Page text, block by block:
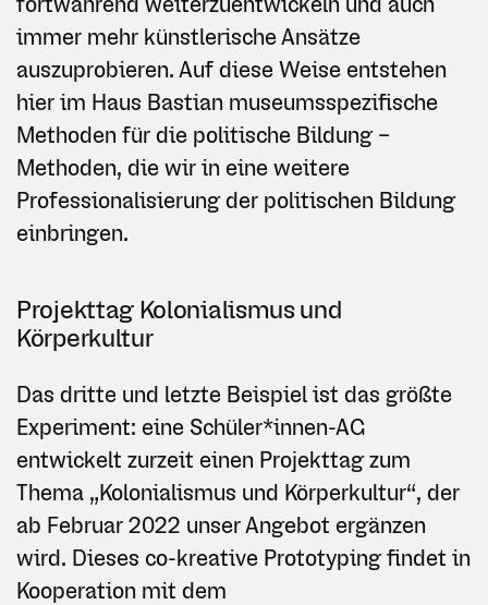
immer mehr künstlerische Ansätze
auszuprobieren. Auf diese Weise entstehen
hier im Haus Bastian museumsspezifische
Methoden für die politische Bildung –
Methoden, die wir in eine weitere
Professionalisierung der politischen Bildung
einbringen.
Projekttag Kolonialismus und
Körperkultur
Das dritte und letzte Beispiel ist das größte
Experiment: eine Schüler*innen-AG
entwickelt zurzeit einen Projekttag zum
Thema „Kolonialismus und Körperkultur“, der
ab Februar 2022 unser Angebot ergänzen
wird. Dieses co-kreative Prototyping findet in
Kooperation mit dem